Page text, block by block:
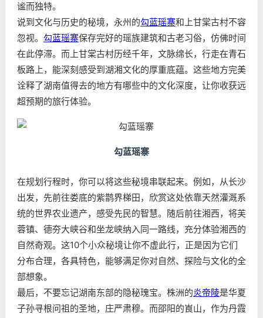
谧而独特。
说到文化与历史的秘境，永州的勾蓝瑶寨和上甘棠古村不容
忽视。 勾蓝瑶寨保存完好的瑶族建筑和古老习俗，仿佛时间
在此停滞。而上甘棠古村历经千年，文脉绵长，行走在青石
板路上，能深刻感受到湖湘文化的厚重底蕴。这些地方完美
诠释了湖南值得去的地方有哪些中的文化深度，让你收获远
超预期的旅行体验。
勾蓝瑶寨
在规划行程时，你可以将这些秘境串联起来。例如，从长沙
出发，先前往娄底的紫鹊界梯田，欣赏这处依靠天然灌溉系
统的世界农业遗产，感受先民的智慧。随后前往湘西，将芙
蓉镇、德夯大峡谷和坐龙峡纳入同一路线，充分体验湘西的
自然奇观。这10个小众秘境让你不虚此行，正是因为它们
分布合理，各具特色，能够满足你对自然、探险与文化的全
部想象。
最后，不要忘记湖南东部的隐秘瑰宝。株洲的炎帝陵是华夏
子孙寻根问祖的圣地，庄严肃穆。而邵阳的崀山，作为丹霞